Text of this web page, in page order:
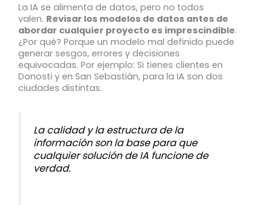
La IA se alimenta de datos, pero no todos
valen. Revisar los modelos de datos antes de
abordar cualquier proyecto es imprescindible.
¿Por qué? Porque un modelo mal definido puede
generar sesgos, errores y decisiones
equivocadas. Por ejemplo: Si tienes clientes en
Donosti y en San Sebastián, para la IA son dos
ciudades distintas.
La calidad y la estructura de la
información son la base para que
cualquier solución de IA funcione de
verdad.